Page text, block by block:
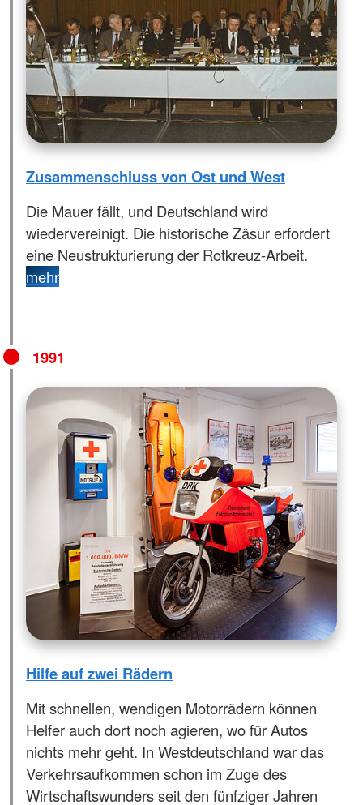
Zusammenschluss von Ost und West
Die Mauer fällt, und Deutschland wird
wiedervereinigt. Die historische Zäsur erfordert
eine Neustrukturierung der Rotkreuz-Arbeit.
mehr
1991
Hilfe auf zwei Rädern
Mit schnellen, wendigen Motorrädern können
Helfer auch dort noch agieren, wo für Autos
nichts mehr geht. In Westdeutschland war das
Verkehrsaufkommen schon im Zuge des
Wirtschaftswunders seit den fünfziger Jahren